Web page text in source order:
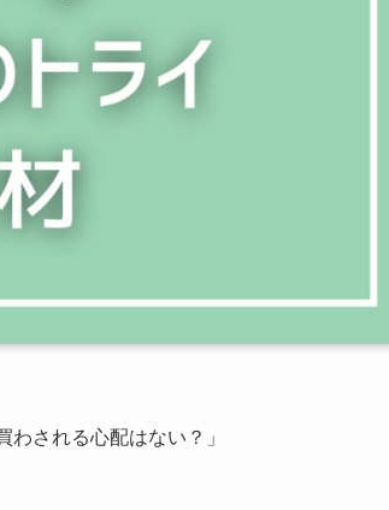
わされる心配はない？」